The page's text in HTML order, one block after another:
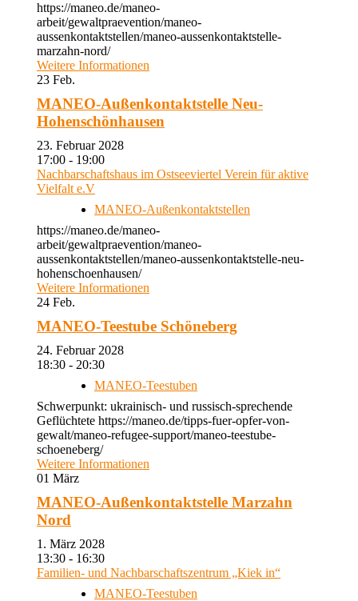
https://maneo.de/maneo-
arbeit/gewaltpraevention/maneo-
aussenkontaktstellen/maneo-aussenkontaktstelle-
marzahn-nord/
Weitere Informationen
23 Feb.
MANEO-Außenkontaktstelle Neu-
Hohenschönhausen
23. Februar 2028
17:00 - 19:00
Nachbarschaftshaus im Ostseeviertel Verein für aktive
Vielfalt e.V
MANEO-Außenkontaktstellen
https://maneo.de/maneo-
arbeit/gewaltpraevention/maneo-
aussenkontaktstellen/maneo-aussenkontaktstelle-neu-
hohenschoenhausen/
Weitere Informationen
24 Feb.
MANEO-Teestube Schöneberg
24. Februar 2028
18:30 - 20:30
MANEO-Teestuben
Schwerpunkt: ukrainisch- und russisch-sprechende
Geflüchtete https://maneo.de/tipps-fuer-opfer-von-
gewalt/maneo-refugee-support/maneo-teestube-
schoeneberg/
Weitere Informationen
01 März
MANEO-Außenkontaktstelle Marzahn
Nord
1. März 2028
13:30 - 16:30
Familien- und Nachbarschaftszentrum „Kiek in“
MANEO-Teestuben